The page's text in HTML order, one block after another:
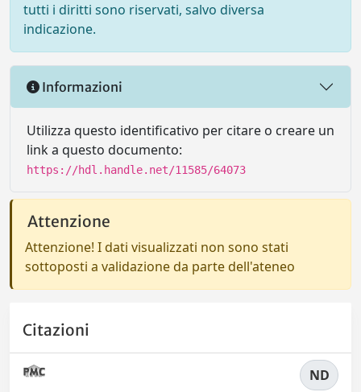
tutti i diritti sono riservati, salvo diversa
indicazione.
Informazioni
Utilizza questo identificativo per citare o creare un
link a questo documento:
https://hdl.handle.net/11585/64073
Attenzione
Attenzione! I dati visualizzati non sono stati
sottoposti a validazione da parte dell'ateneo
Citazioni
ND